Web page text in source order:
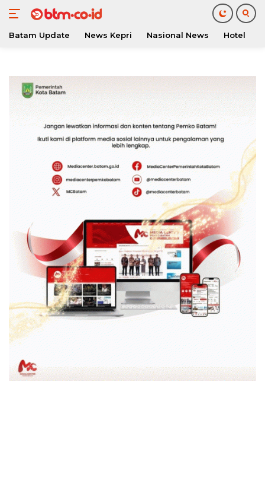
konten
Batam Update News Kepri Nasional News Hotel